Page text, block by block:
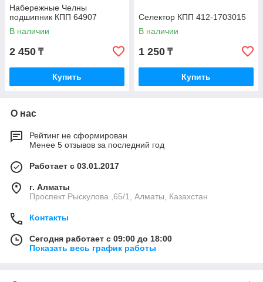
Набережные Челны
подшипник КПП 64907
В наличии
2 450 ₸
Купить
Селектор КПП 412-1703015
В наличии
1 250 ₸
Купить
О нас
Рейтинг не сформирован
Менее 5 отзывов за последний год
Работает с 03.01.2017
г. Алматы
Проспект Рыскулова ,65/1, Алматы, Казахстан
Контакты
Сегодня работает с 09:00 до 18:00
Показать весь график работы